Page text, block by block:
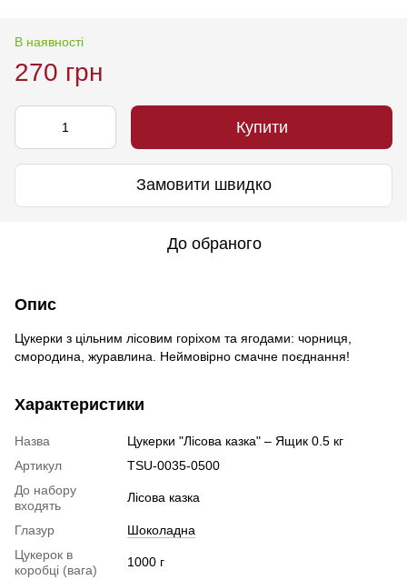
В наявності
270 грн
Купити
Замовити швидко
До обраного
Опис
Цукерки з цільним лісовим горіхом та ягодами: чорниця,
смородина, журавлина. Неймовірно смачне поєднання!
Характеристики
Назва
Цукерки "Лісова казка" – Ящик 0.5 кг
Артикул
TSU-0035-0500
До набору
входять
Лісова казка
Глазур
Шоколадна
Цукерок в
коробці (вага)
1000 г